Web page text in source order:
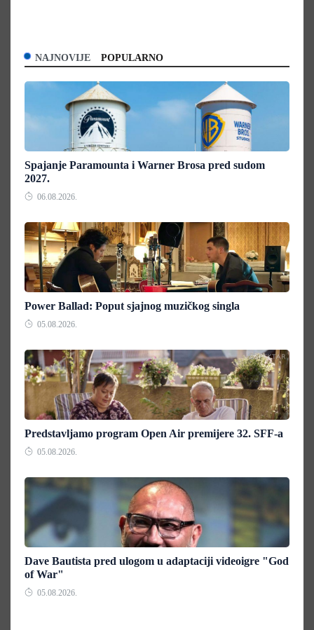
NAJNOVIJE POPULARNO
Spajanje Paramounta i Warner Brosa pred sudom
2027.
06.08.2026.
Power Ballad: Poput sjajnog muzičkog singla
05.08.2026.
Predstavljamo program Open Air premijere 32. SFF-a
05.08.2026.
Dave Bautista pred ulogom u adaptaciji videoigre "God
of War"
05.08.2026.